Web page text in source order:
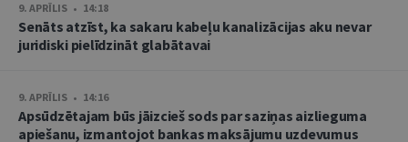
9. APRĪLIS • 14:18
Senāts atzīst, ka sakaru kabeļu kanalizācijas aku nevar
juridiski pielīdzināt glabātavai
9. APRĪLIS • 14:16
Apsūdzētajam būs jāizcieš sods par saziņas aizlieguma
apiešanu, izmantojot bankas maksājumu uzdevumus